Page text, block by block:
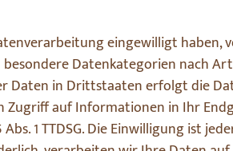
eingewilligt haben,
besondere Datenkategorien nach
Daten in Drittstaaten erfolgt die
Zugriff auf Informationen in Ihr
Abs. 1 TTDSG. Die Einwilligung ist